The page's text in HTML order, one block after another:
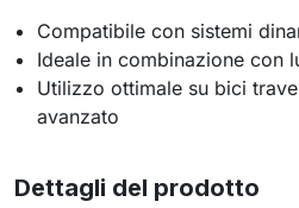
Compatibile con sistemi
Ideale in combinazione con
Utilizzo ottimale su bici
avanzato
Dettagli del prodotto